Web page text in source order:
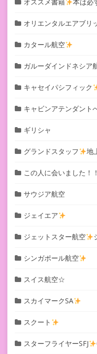
オリエンタルエアブリ
カタール航空
ガルーダインドネシア
キャセイパシフィック
キャビンアテンダント
ギリシャ
グランドスタッフ 地
この人に会いました！！
サウジア航空
ジェイエア
ジェットスター航空
シンガポール航空
スイス航空☆
スカイマークSA
スクート
スターフライヤーSFJ